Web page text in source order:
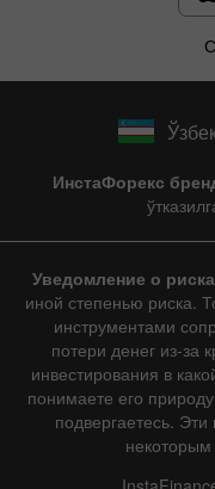
ИнстаФорекс
Уведомление о
иной степенью риска.
инструментами
потери денег из-за
инвестирования в
понимаете его
подвергаетесь.